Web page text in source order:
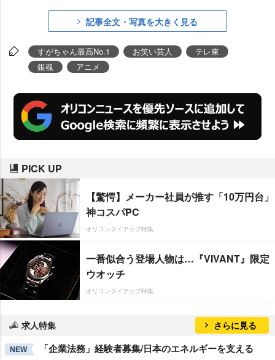
ヒット祈願旅」が11日午前10時5
分にテレビ東京ほかで放送され
る。
記事全文・写真を大きく見る
すがちゃん最高No.1 お笑い芸人
テレ東
銀魂
アニメ
PICK UP
【驚愕】メーカー社員が推す「10万円台」
神コスパPC
オリコンタイアップ特集
一番似合う登場人物は…『VIVANT』限定
ウオッチ
オリコンタイアップ特集
求人特集 さらに見る
NEW 「企業法務」経験者募集/日本のエネルギーを支える